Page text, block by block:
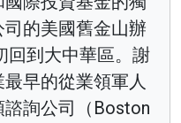
的美國舊金山辦
回到大中華區。謝
早的從業領軍人
詢公司（Boston